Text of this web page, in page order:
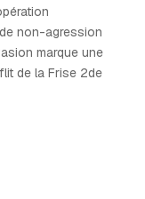
non-agression
marque une
de la Frise 2de